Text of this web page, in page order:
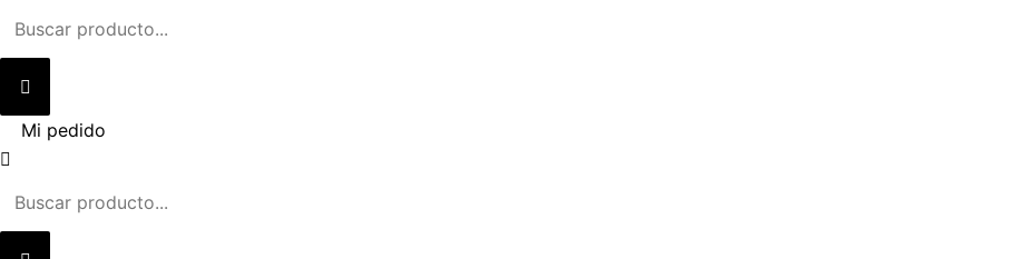
Mi pedido